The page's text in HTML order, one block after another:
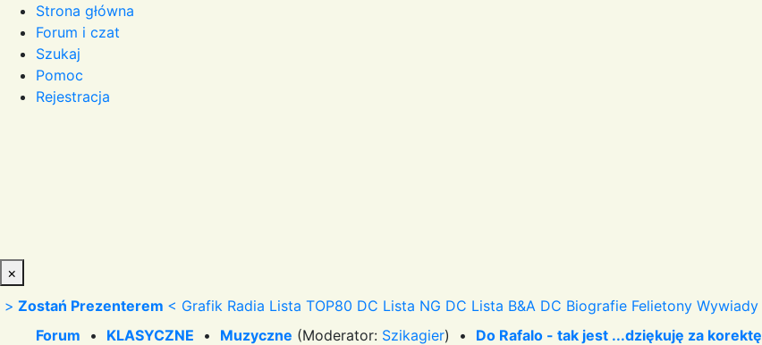
Strona główna
Forum i czat
Szukaj
Pomoc
Rejestracja
×
> Zostań Prezenterem < Grafik Radia Lista TOP80 DC Lista NG DC Lista B&A DC Biografie Felietony Wywiady
Forum • KLASYCZNE • Muzyczne (Moderator: Szikagier) • Do Rafalo - tak jest ...dziękuję za korektę